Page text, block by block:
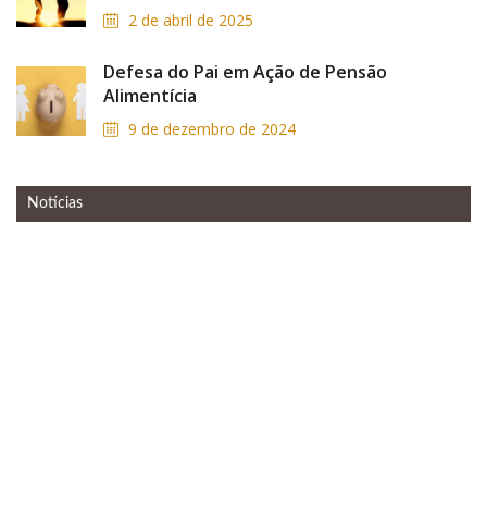
2 de abril de 2025
Defesa do Pai em Ação de Pensão
Alimentícia
9 de dezembro de 2024
Notícias